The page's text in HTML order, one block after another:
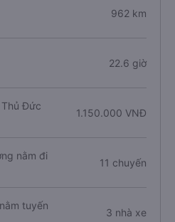
962 km
22.6 giờ
Thủ Đức
1.150.000 VNĐ
nằm đi
11 chuyến
tuyến
3 nhà xe